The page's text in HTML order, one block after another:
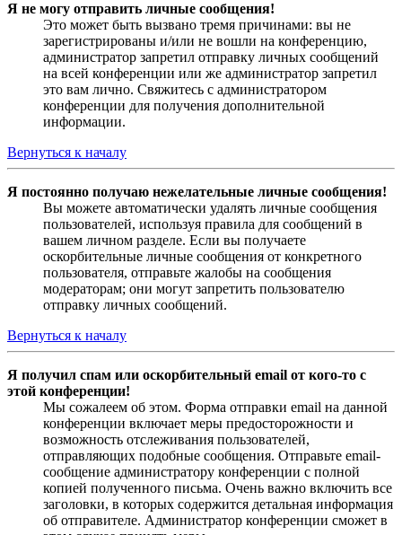
Я не могу отправить личные сообщения!
Это может быть вызвано тремя причинами: вы не
зарегистрированы и/или не вошли на конференцию,
администратор запретил отправку личных сообщений
на всей конференции или же администратор запретил
это вам лично. Свяжитесь с администратором
конференции для получения дополнительной
информации.
Вернуться к началу
Я постоянно получаю нежелательные личные сообщения!
Вы можете автоматически удалять личные сообщения
пользователей, используя правила для сообщений в
вашем личном разделе. Если вы получаете
оскорбительные личные сообщения от конкретного
пользователя, отправьте жалобы на сообщения
модераторам; они могут запретить пользователю
отправку личных сообщений.
Вернуться к началу
Я получил спам или оскорбительный email от кого-то с
этой конференции!
Мы сожалеем об этом. Форма отправки email на данной
конференции включает меры предосторожности и
возможность отслеживания пользователей,
отправляющих подобные сообщения. Отправьте email-
сообщение администратору конференции с полной
копией полученного письма. Очень важно включить все
заголовки, в которых содержится детальная информация
об отправителе. Администратор конференции сможет в